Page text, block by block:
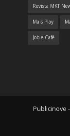
Revista MKT
Mais Play
Job e Café
Publicinove